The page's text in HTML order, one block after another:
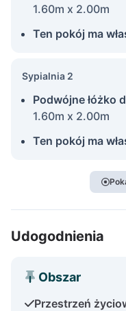
1.60m x 2.00m
Ten pokój ma
Sypialnia 2
Podwójne łóżko
1.60m x 2.00m
Ten pokój ma
Udogodnienia
Obszar
Przestrzeń